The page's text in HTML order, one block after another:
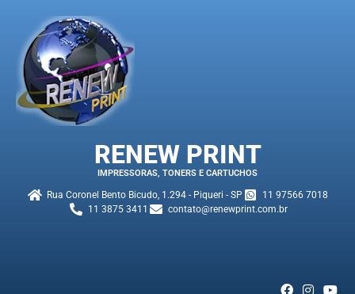
RENEW PRINT
IMPRESSORAS, TONERS E CARTUCHOS
Rua Coronel Bento Bicudo, 1.294 - Piqueri - SP
11 97566 7018
11 3875 3411
contato@renewprint.com.br